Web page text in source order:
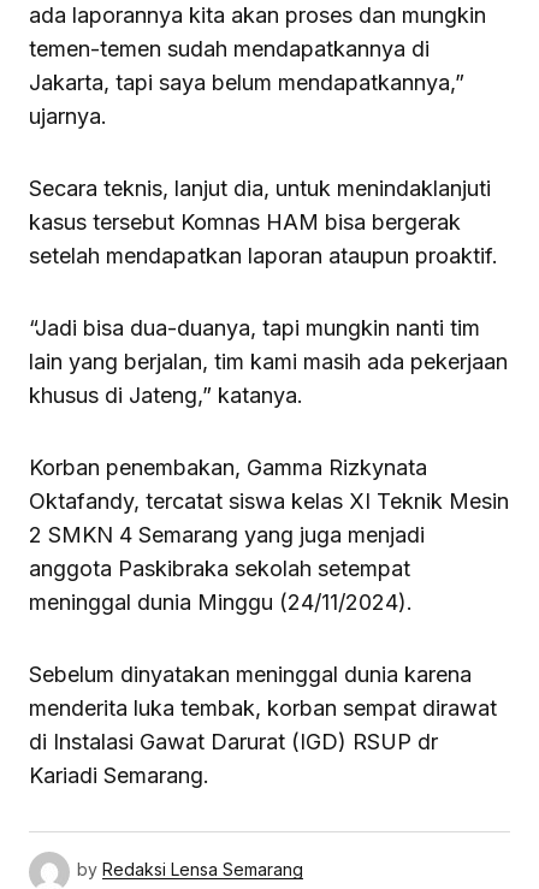
ada laporannya kita akan proses dan mungkin
temen-temen sudah mendapatkannya di
Jakarta, tapi saya belum mendapatkannya,”
ujarnya.
Secara teknis, lanjut dia, untuk menindaklanjuti
kasus tersebut Komnas HAM bisa bergerak
setelah mendapatkan laporan ataupun proaktif.
“Jadi bisa dua-duanya, tapi mungkin nanti tim
lain yang berjalan, tim kami masih ada pekerjaan
khusus di Jateng,” katanya.
Korban penembakan, Gamma Rizkynata
Oktafandy, tercatat siswa kelas XI Teknik Mesin
2 SMKN 4 Semarang yang juga menjadi
anggota Paskibraka sekolah setempat
meninggal dunia Minggu (24/11/2024).
Sebelum dinyatakan meninggal dunia karena
menderita luka tembak, korban sempat dirawat
di Instalasi Gawat Darurat (IGD) RSUP dr
Kariadi Semarang.
by Redaksi Lensa Semarang